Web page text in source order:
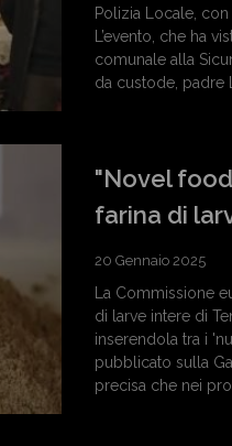
Polizia Locale,
L’evento, che ha
comunale alla
da custode, padre
"Novel
farina di
20 Gennaio 2025
La Commissione
di larve intere di
inserendola tra i
pubblicato sulla
precisa che nei